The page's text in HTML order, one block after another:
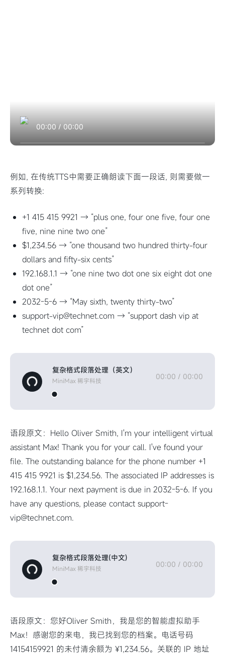
00:00 / 00:00
例如, 在传统TTS中需要正确朗读下面一段话, 则需要做一
系列转换:
+1 415 415 9921 → “plus one, four one five, four one
five, nine nine two one”
$1,234.56 → “one thousand two hundred thirty-four
dollars and fifty-six cents”
192.168.1.1 → “one nine two dot one six eight dot one
dot one”
2032-5-6 → “May sixth, twenty thirty-two”
support-vip@technet.com → “support dash vip at
technet dot com”
复杂格式段落处理（英文）
MiniMax 稀宇科技 00:00 / 00:00
语段原文：Hello Oliver Smith, I'm your intelligent virtual
assistant Max! Thank you for your call. I've found your
file. The outstanding balance for the phone number +1
415 415 9921 is $1,234.56. The associated IP addresses is
192.168.1.1. Your next payment is due in 2032-5-6. If you
have any questions, please contact support-
vip@technet.com.
复杂格式段落处理(中文)
MiniMax 稀宇科技 00:00 / 00:00
语段原文：您好Oliver Smith，我是您的智能虚拟助手
Max！感谢您的来电，我已找到您的档案。电话号码
14154159921 的未付清余额为 ¥1,234.56。关联的 IP 地址